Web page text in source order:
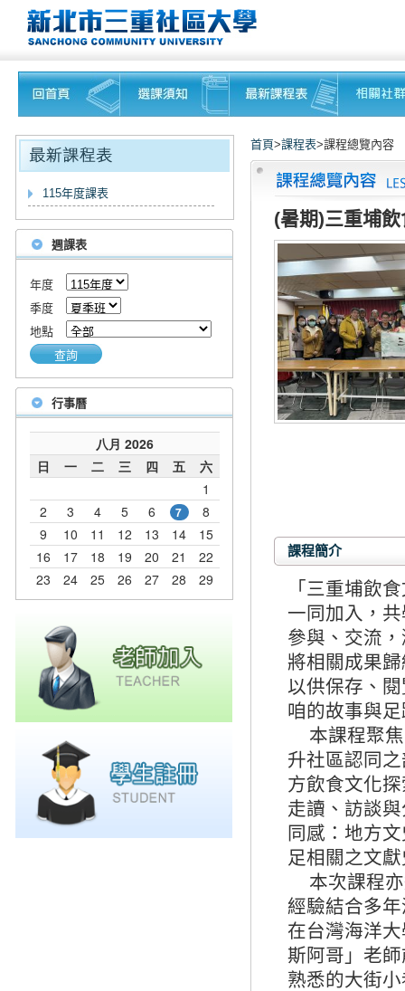
115年度課表
週課表
年度
季度
地點
查詢
行事曆
首頁>課程表>課程總覽內容
(暑期)三重埔
課程簡介
「三重埔飲
一同加入，
參與、交流
將相關成果
以供保存、
咱的故事與
本課程聚焦
升社區認同
方飲食文化
走讀、訪談
同感：地方
足相關之文
本次課程亦
經驗結合多
在台灣海洋
斯阿哥」老
熟悉的大街